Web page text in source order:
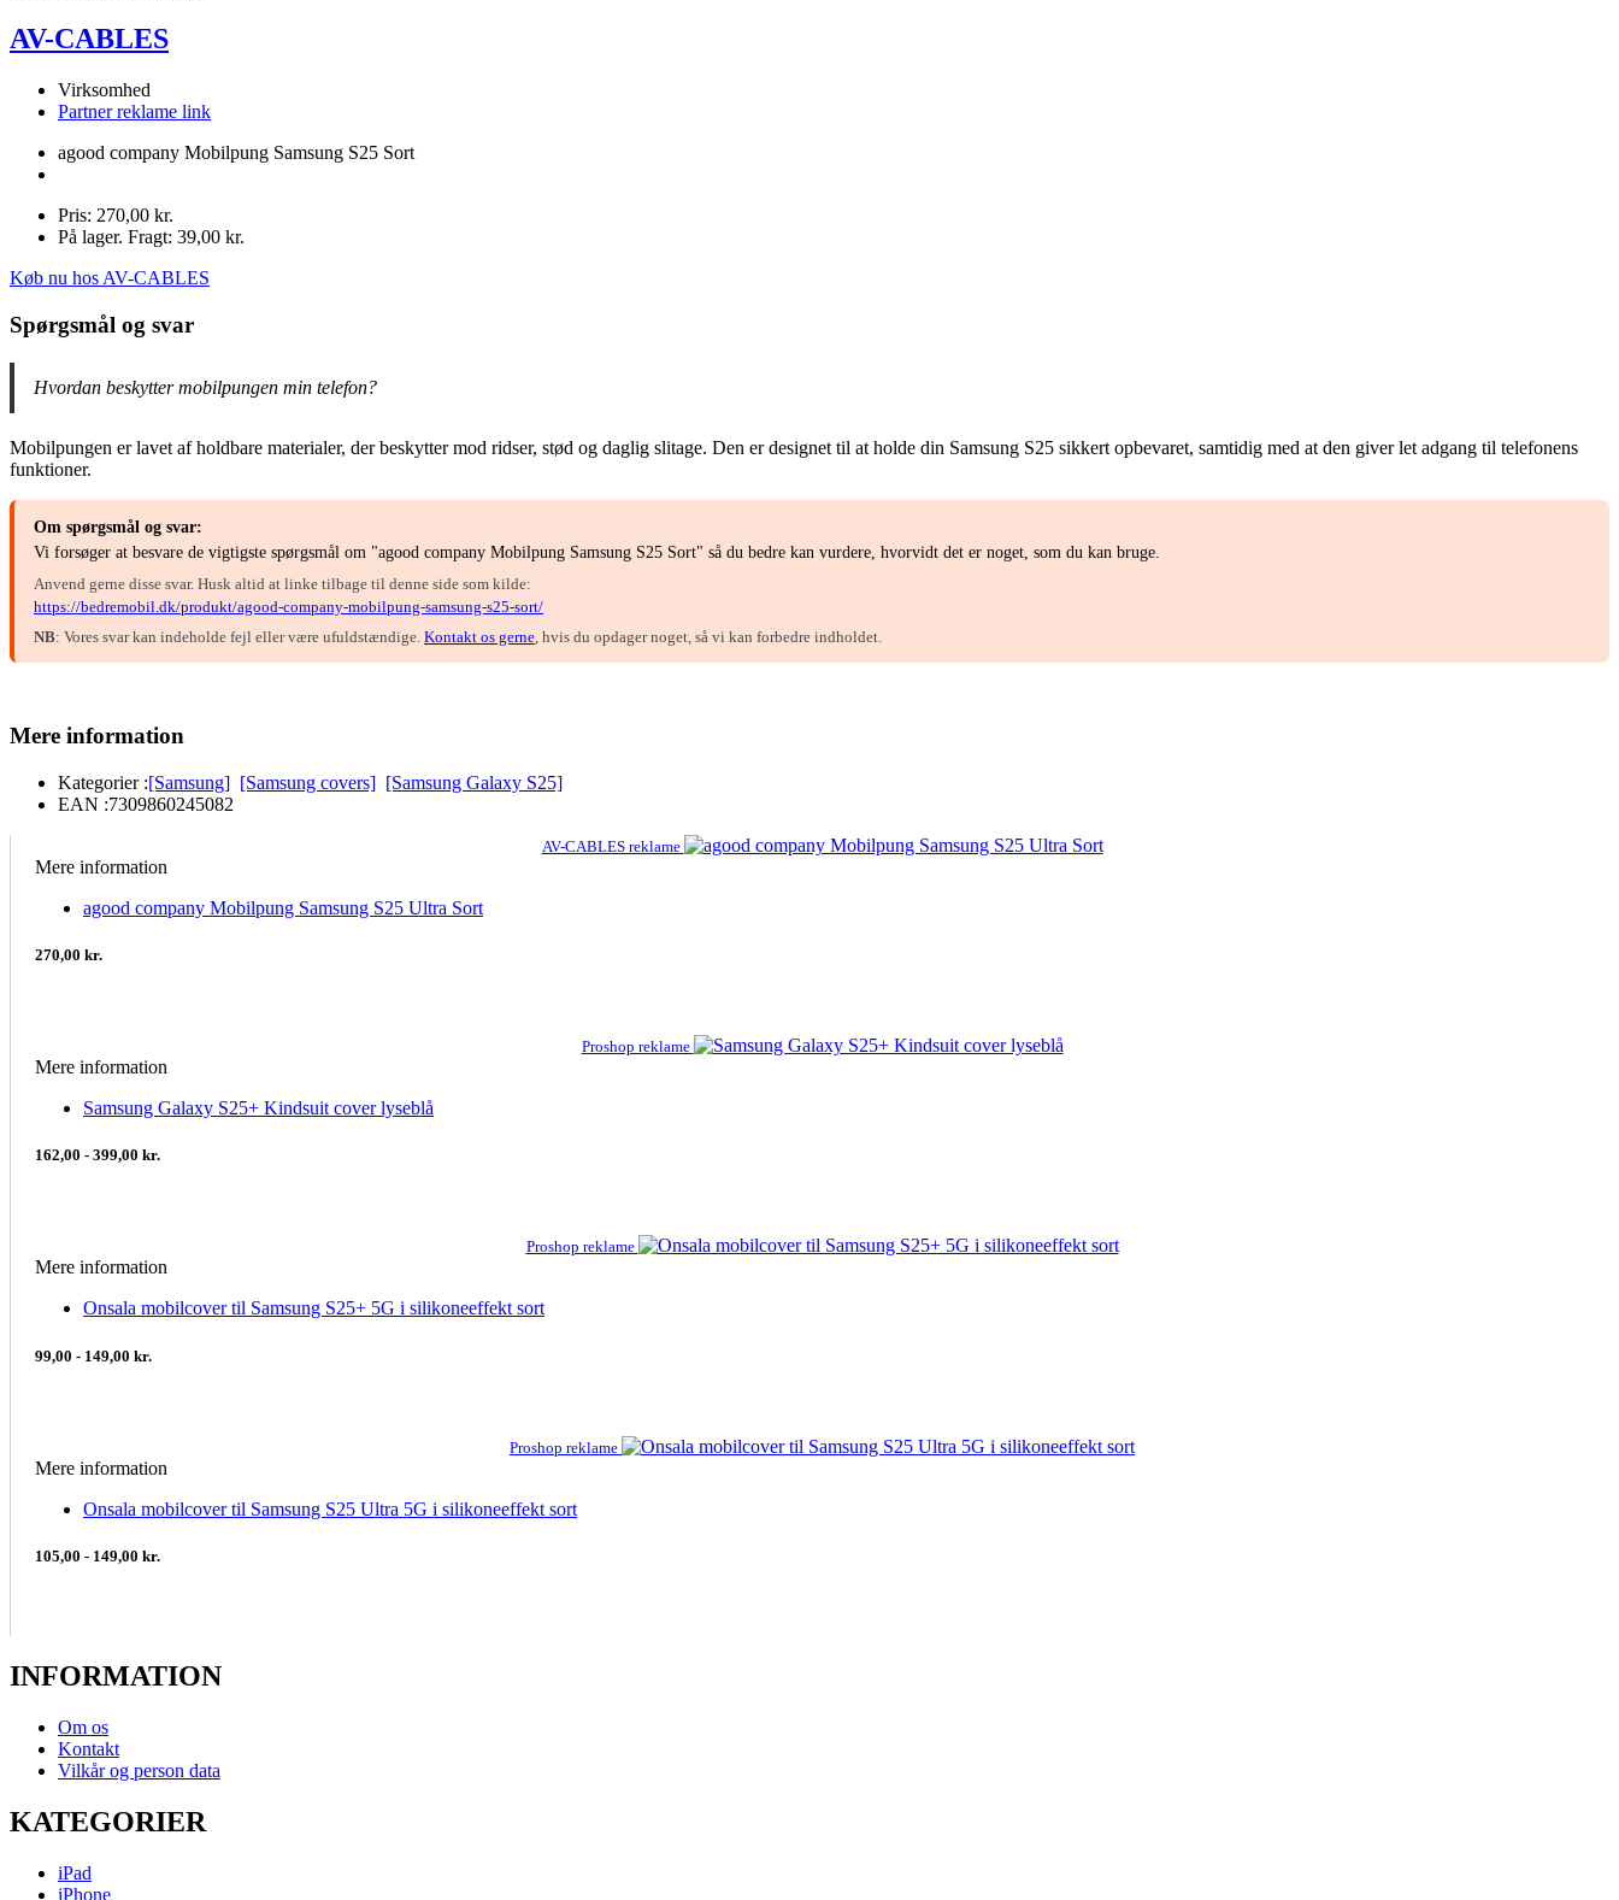
AV-CABLES
Virksomhed
Partner reklame link
agood company Mobilpung Samsung S25 Sort
Pris: 270,00 kr.
På lager. Fragt: 39,00 kr.
Køb nu hos AV-CABLES
Spørgsmål og svar
Hvordan beskytter mobilpungen min telefon?
Mobilpungen er lavet af holdbare materialer, der beskytter mod ridser, stød og daglig slitage. Den er designet til at holde din Samsung S25 sikkert opbevaret, samtidig med at den giver let adgang til telefonens
funktioner.
Om spørgsmål og svar:
Vi forsøger at besvare de vigtigste spørgsmål om "agood company Mobilpung Samsung S25 Sort" så du bedre kan vurdere, hvorvidt det er noget, som du kan bruge.
Anvend gerne disse svar. Husk altid at linke tilbage til denne side som kilde:
https://bedremobil.dk/produkt/agood-company-mobilpung-samsung-s25-sort/
NB: Vores svar kan indeholde fejl eller være ufuldstændige. Kontakt os gerne, hvis du opdager noget, så vi kan forbedre indholdet.
Mere information
Kategorier :[Samsung] [Samsung covers] [Samsung Galaxy S25]
EAN :7309860245082
AV-CABLES reklame
Mere information
agood company Mobilpung Samsung S25 Ultra Sort
270,00 kr.
Proshop reklame
Mere information
Samsung Galaxy S25+ Kindsuit cover lyseblå
162,00 - 399,00 kr.
Proshop reklame
Mere information
Onsala mobilcover til Samsung S25+ 5G i silikoneeffekt sort
99,00 - 149,00 kr.
Proshop reklame
Mere information
Onsala mobilcover til Samsung S25 Ultra 5G i silikoneeffekt sort
105,00 - 149,00 kr.
INFORMATION
Om os
Kontakt
Vilkår og person data
KATEGORIER
iPad
iPhone